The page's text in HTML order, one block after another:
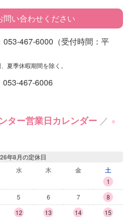
問い合わせください
夏季休暇期間を除く。
ター営業日カレンダー ／ ●
年8月の定休日
水 木 金 土
1
5 6 7
8
12 13 14
15